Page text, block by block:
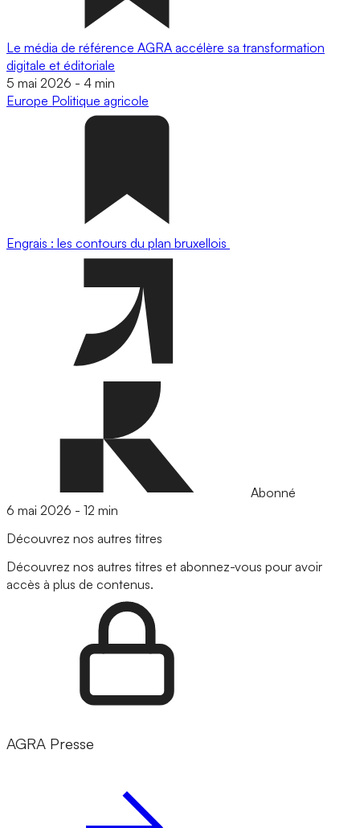
Le média de référence AGRA accélère sa transformation
digitale et éditoriale
5 mai 2026 - 4 min
Europe Politique agricole
Engrais : les contours du plan bruxellois
Abonné
6 mai 2026 - 12 min
Découvrez nos autres titres
Découvrez nos autres titres et abonnez-vous pour avoir
accès à plus de contenus.
AGRA Presse